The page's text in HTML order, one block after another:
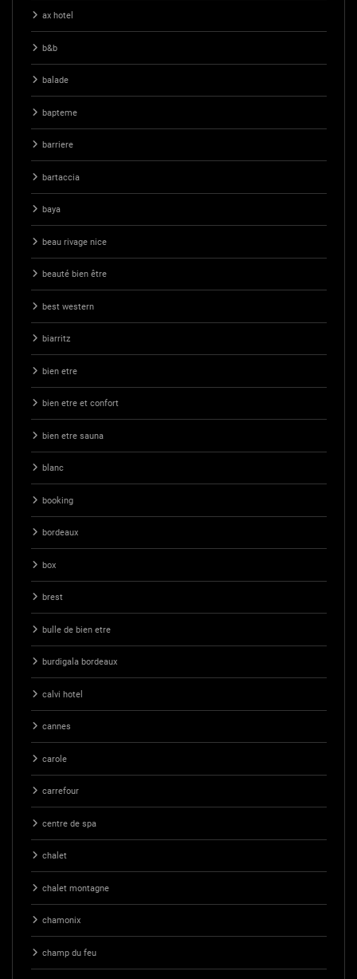
ax hotel
b&b
balade
bapteme
barriere
bartaccia
baya
beau rivage nice
beauté bien être
best western
biarritz
bien etre
bien etre et confort
bien etre sauna
blanc
booking
bordeaux
box
brest
bulle de bien etre
burdigala bordeaux
calvi hotel
cannes
carole
carrefour
centre de spa
chalet
chalet montagne
chamonix
champ du feu